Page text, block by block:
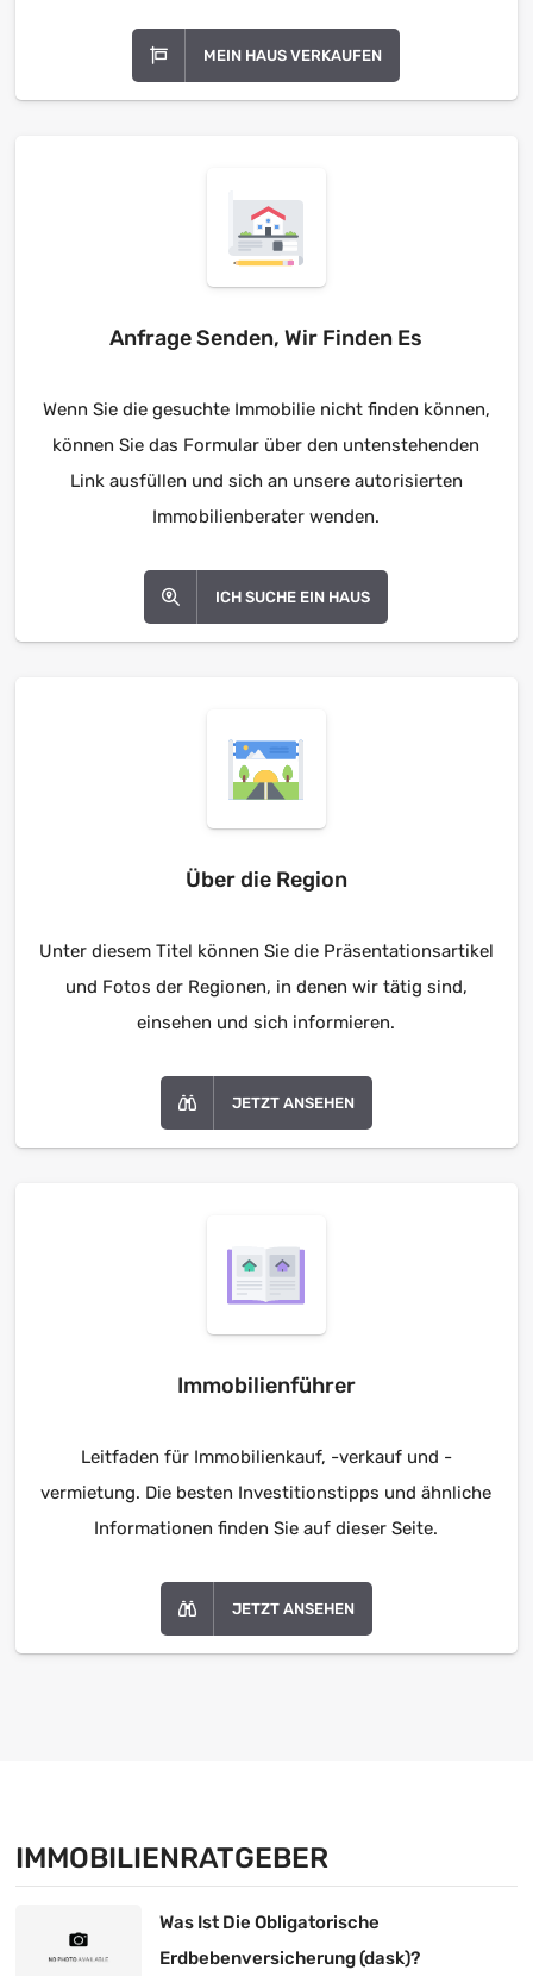
MEIN HAUS VERKAUFEN
Anfrage Senden, Wir Finden Es
Wenn Sie die gesuchte Immobilie nicht finden können,
können Sie das Formular über den untenstehenden
Link ausfüllen und sich an unsere autorisierten
Immobilienberater wenden.
ICH SUCHE EIN HAUS
Über die Region
Unter diesem Titel können Sie die Präsentationsartikel
und Fotos der Regionen, in denen wir tätig sind,
einsehen und sich informieren.
JETZT ANSEHEN
Immobilienführer
Leitfaden für Immobilienkauf, -verkauf und -
vermietung. Die besten Investitionstipps und ähnliche
Informationen finden Sie auf dieser Seite.
JETZT ANSEHEN
IMMOBILIENRATGEBER
Was Ist Die Obligatorische
Erdbebenversicherung (dask)?